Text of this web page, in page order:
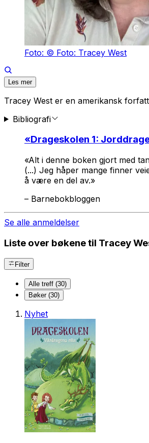
Foto: © Foto: Tracey West
Les mer
Tracey West er en amerikansk
Bibliografi
«Drageskolen 1:
«Alt i denne boken gjort med
(...) Jeg håper mange finner
å være en del av.»
– Barnebokbloggen
Se alle anmeldelser
Liste over bøkene til Tracey
Filter
Alle treff (30)
Bøker (30)
Nyhet